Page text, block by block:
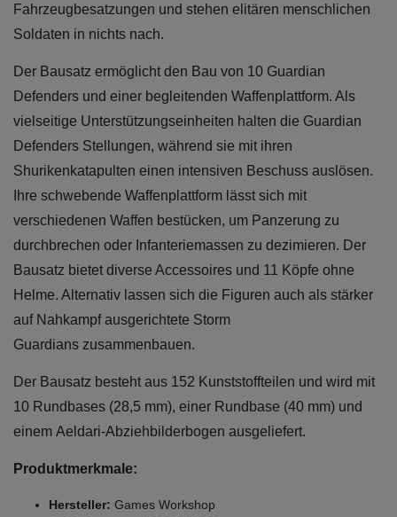
Fahrzeugbesatzungen und stehen elitären menschlichen
Soldaten in nichts nach.
Der Bausatz ermöglicht den Bau von 10 Guardian
Defenders und einer begleitenden Waffenplattform. Als
vielseitige Unterstützungseinheiten halten die Guardian
Defenders Stellungen, während sie mit ihren
Shurikenkatapulten einen intensiven Beschuss auslösen.
Ihre schwebende Waffenplattform lässt sich mit
verschiedenen Waffen bestücken, um Panzerung zu
durchbrechen oder Infanteriemassen zu dezimieren. Der
Bausatz bietet diverse Accessoires und 11 Köpfe ohne
Helme. Alternativ lassen sich die Figuren auch als stärker
auf Nahkampf ausgerichtete Storm
Guardians zusammenbauen.
Der Bausatz besteht aus 152 Kunststoffteilen und wird mit
10 Rundbases (28,5 mm), einer Rundbase (40 mm) und
einem Aeldari-Abziehbilderbogen ausgeliefert.
Produktmerkmale:
Hersteller: Games Workshop